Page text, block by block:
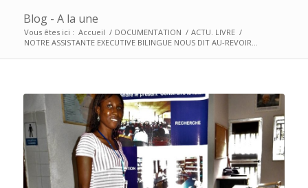
Blog - A la une
Vous êtes ici : Accueil / DOCUMENTATION / ACTU. LIVRE /
NOTRE ASSISTANTE EXECUTIVE BILINGUE NOUS DIT AU-REVOIR…